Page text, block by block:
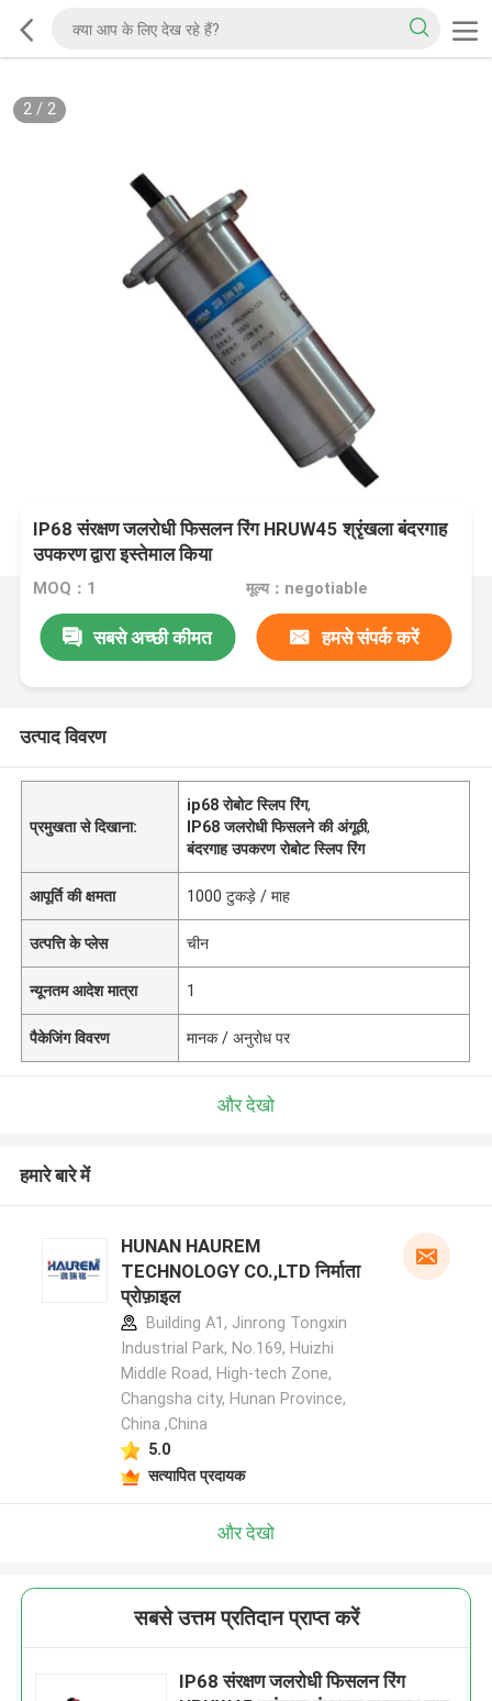
2/ 2
IP68 संरक्षण जलरोधी फिसलन रिंग HRUW45 श्रृंखला बंदरगाह
उपकरण द्वारा इस्तेमाल किया
MOQ：1 मूल्य：negotiable
सबसे अच्छी कीमत हमसे संपर्क करें
उत्पाद विवरण
प्रमुखता से दिखाना:
ip68 रोबोट स्लिप रिंग,
IP68 जलरोधी फिसलने की अंगूठी,
बंदरगाह उपकरण रोबोट स्लिप रिंग
आपूर्ति की क्षमता 1000 टुकड़े / माह
उत्पत्ति के प्लेस चीन
न्यूनतम आदेश मात्रा 1
पैकेजिंग विवरण मानक / अनुरोध पर
और देखो
हमारे बारे में
HUNAN HAUREM
TECHNOLOGY CO.,LTD निर्माता
प्रोफ़ाइल
Building A1, Jinrong Tongxin
Industrial Park, No.169, Huizhi
Middle Road, High-tech Zone,
Changsha city, Hunan Province,
China ,China
5.0
सत्यापित प्रदायक
और देखो
सबसे उत्तम प्रतिदान प्राप्त करें
IP68 संरक्षण जलरोधी फिसलन रिंग